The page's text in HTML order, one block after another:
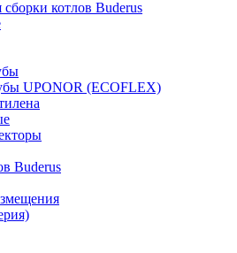
котлов Buderus
UPONOR (ECOFLEX)
Buderus